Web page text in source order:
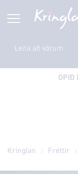
OPIÐ
Kringlan Fréttir